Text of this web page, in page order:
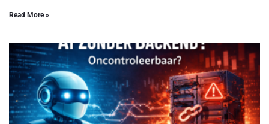
Read More »